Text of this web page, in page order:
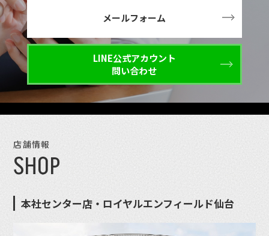
メールフォーム
LINE公式アカウント
問い合わせ
店舗情報
SHOP
本社センター店・ロイヤルエンフィールド仙台